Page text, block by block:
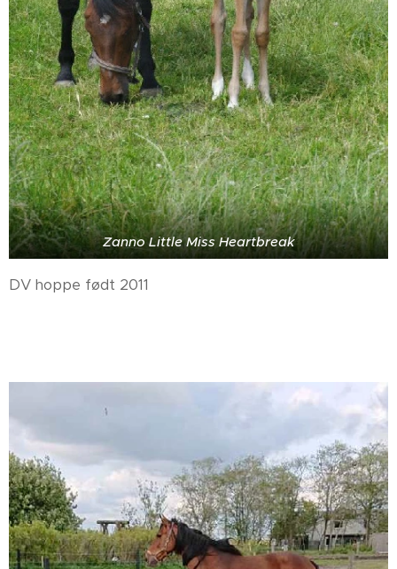
Zanno Little Miss Heartbreak
DV hoppe født 2011